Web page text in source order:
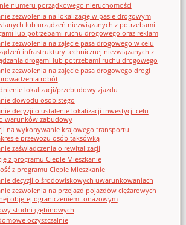
numeru porządkowego nieruchomości
zezwolenia na lokalizację w pasie drogowym
lub urządzeń niezwiązanych z potrzebami
lub potrzebami ruchu drogowego oraz reklam
zezwolenia na zajęcie pasa drogowego w celu
infrastruktury technicznej niezwiązanych z
drogami lub potrzebami ruchu drogowego
zezwolenia na zajęcie pasa drogowego drogi
robót
lokalizacji/przebudowy zjazdu
dowodu osobistego
decyzji o ustalenie lokalizacji inwestycji celu
warunków zabudowy
na wykonywanie krajowego transportu
przewozu osób taksówką
zaświadczenia o rewitalizacji
z programu Ciepłe Mieszkanie
z programu Ciepłe Mieszkanie
decyzji o środowiskowych uwarunkowaniach
zezwolenia na przejazd pojazdów ciężarowych
objętej ograniczeniem tonażowym
studni głębinowych
oczyszczalnie